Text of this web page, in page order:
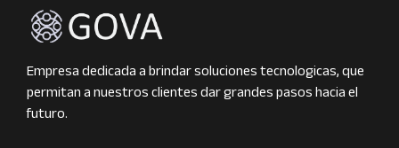
Empresa dedicada a brindar soluciones tecnologicas, que
permitan a nuestros clientes dar grandes pasos hacia el
futuro.